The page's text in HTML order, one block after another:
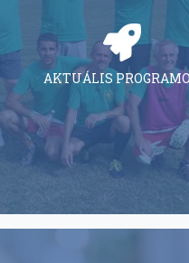
AKTUÁLIS